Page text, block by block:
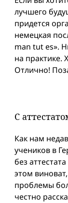
лучшего
придется
немецкая
man tut es».
на практике.
Отлично!
С
Как нам
учеников в
без
этом
проблемы
честно